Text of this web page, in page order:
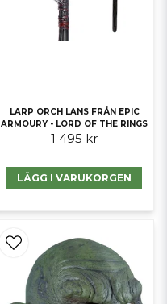
LARP ORCH LANS FRÅN EPIC
ARMOURY - LORD OF THE RINGS
1 495 kr
LÄGG I VARUKORGEN